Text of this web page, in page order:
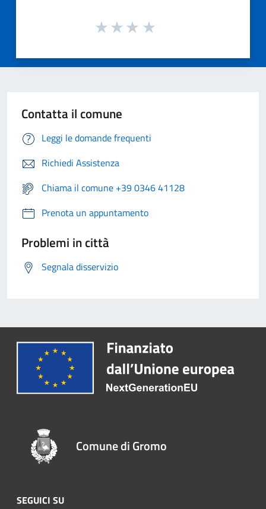
Contatta il comune
Leggi le domande frequenti
Richiedi Assistenza
Chiama il comune +39 0346 41128
Prenota un appuntamento
Problemi in città
Segnala disservizio
Comune di Gromo
SEGUICI SU